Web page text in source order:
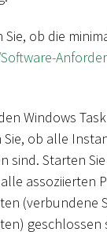
Sie, ob die
Windows
ob alle
sind. Starten
assoziierten
(verbundene
geschlossen